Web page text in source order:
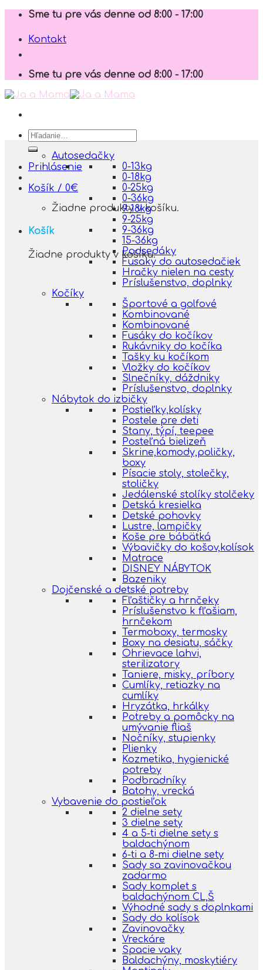
Skip
content
Sme tu pre vás denne od 8:00 - 17:00
Kontakt
Sme tu pre vás denne od 8:00 - 17:00
Hľadať:
Prihlásenie
Košík / 0€
Žiadne produkty v košíku.
Košík
Žiadne produkty v košíku.
Autosedačky
0-13kg
0-18kg
0-25kg
0-36kg
9-18kg
9-25kg
9-36kg
15-36kg
Podsedáky
Fusaky do autosedačiek
Hračky nielen na cesty
Príslušenstvo, doplnky
Kočíky
Športové a golfové
Kombinované
Kombinované
Fusáky do kočíkov
Rukávniky do kočíka
Tašky ku kočíkom
Vložky do kočíkov
Slnečníky, dáždniky
Príslušenstvo, doplnky
Nábytok do izbičky
Postieľky,kolísky
Postele pre deti
Stany, týpí, teepee
Posteľná bielizeň
Skrine,komody,poličky,
boxy
Písacie stoly, stolečky,
stoličky
Jedálenské stolíky stolčeky
Detská kresielka
Detské pohovky
Lustre, lampičky
Koše pre bábätká
Výbavičky do košov,kolísok
Matrace
DISNEY NÁBYTOK
Bazeniky
Dojčenské a detské potreby
Fľaštičky a hrnčeky
Príslušenstvo k fľašiam,
hrnčekom
Termoboxy, termosky
Boxy na desiatu, sáčky
Ohrievace lahvi,
sterilizatory
Taniere, misky, príbory
Cumlíky, retiazky na
cumlíky
Hryzátka, hrkálky
Potreby a pomôcky na
umývanie fliaš
Nočníky, stupienky
Plienky
Kozmetika, hygienické
potreby
Podbradníky
Batohy, vrecká
Vybavenie do postieľok
2 dielne sety
3 dielne sety
4 a 5-ti dielne sety s
baldachýnom
6-ti a 8-mi dielne sety
Sady sa zavinovačkou
zadarmo
Sady komplet s
baldachýnom CL,Š
Výhodné sady s doplnkami
Sady do kolísok
Zavinovačky
Vreckáre
Spacie vaky
Baldachýny, moskytiéry